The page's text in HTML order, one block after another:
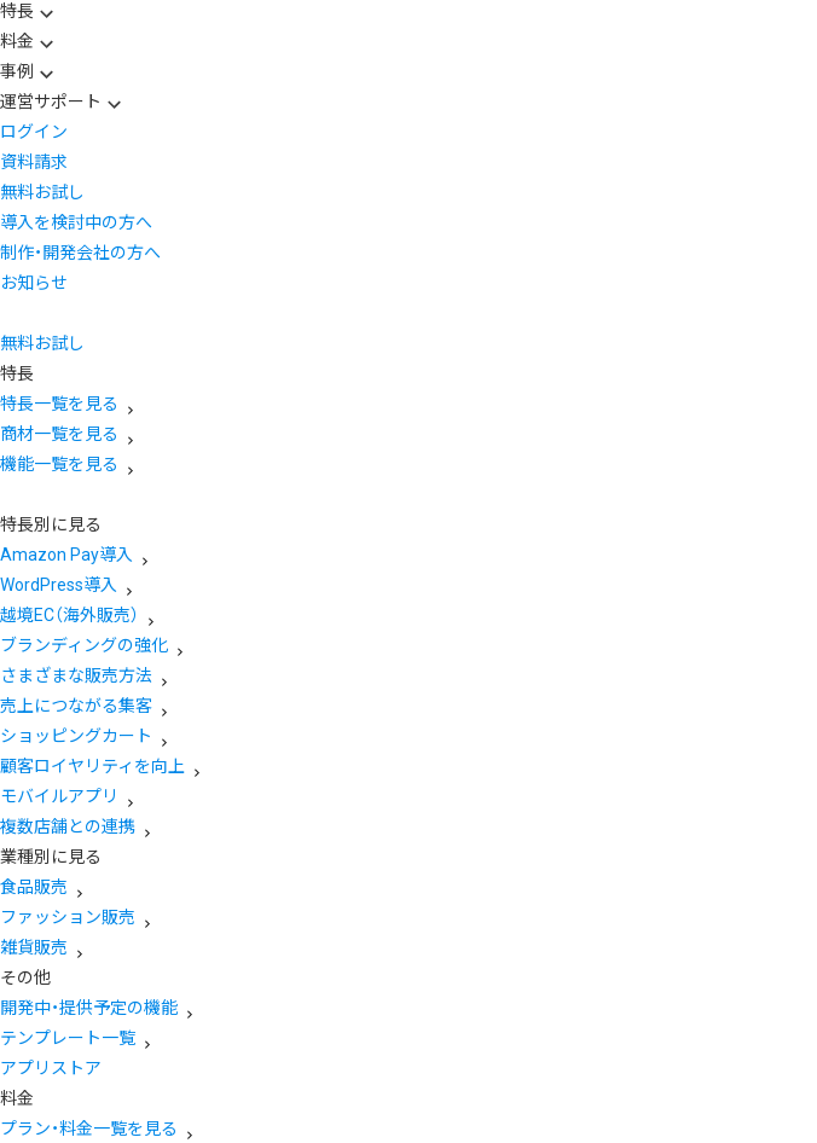
特長
料金
事例
運営サポート
ログイン
資料請求
無料お試し
導入を検討中の方へ
制作・開発会社の方へ
お知らせ
無料お試し
特長
特長一覧を見る
商材一覧を見る
機能一覧を見る
特長別に見る
Amazon Pay導入
WordPress導入
越境EC（海外販売）
ブランディングの強化
さまざまな販売方法
売上につながる集客
ショッピングカート
顧客ロイヤリティを向上
モバイルアプリ
複数店舗との連携
業種別に見る
食品販売
ファッション販売
雑貨販売
その他
開発中・提供予定の機能
テンプレート一覧
アプリストア
料金
プラン・料金一覧を見る